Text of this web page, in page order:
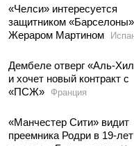
«Челси» интересуется
защитником «Барселоны»
Жераром Мартином
Дембеле отверг «Аль-
и хочет новый контракт с
«ПСЖ»
Франция
«Манчестер Сити» видит
преемника Родри в 19-